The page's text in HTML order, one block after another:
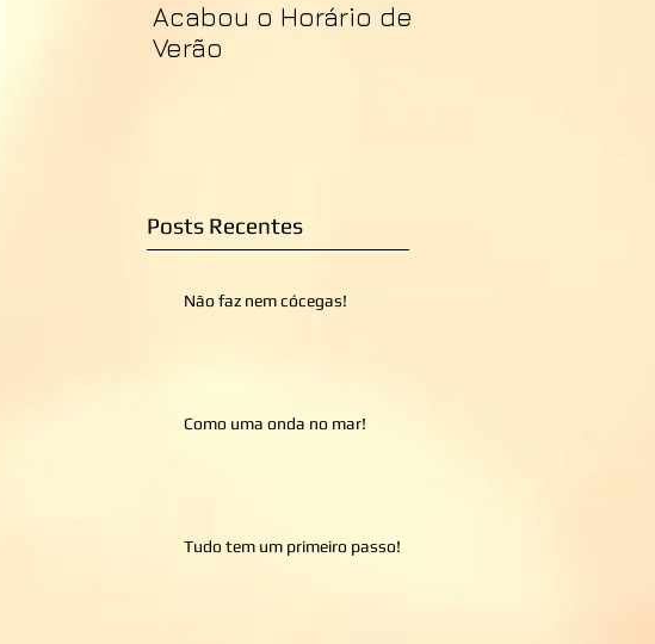
Acabou o Horário de
Verão
Posts Recentes
Não faz nem cócegas!
Como uma onda no mar!
Tudo tem um primeiro passo!